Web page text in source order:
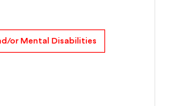
or Mental Disabilities